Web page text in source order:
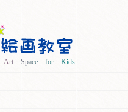
Art Space for Kids